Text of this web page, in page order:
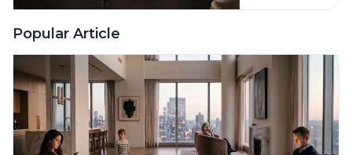
Setiap
Kisah
Cinta
Popular Article